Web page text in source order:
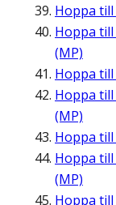
Hoppa till
Hoppa till
(MP)
Hoppa till
Hoppa till
(MP)
Hoppa till
Hoppa till
(MP)
Hoppa till